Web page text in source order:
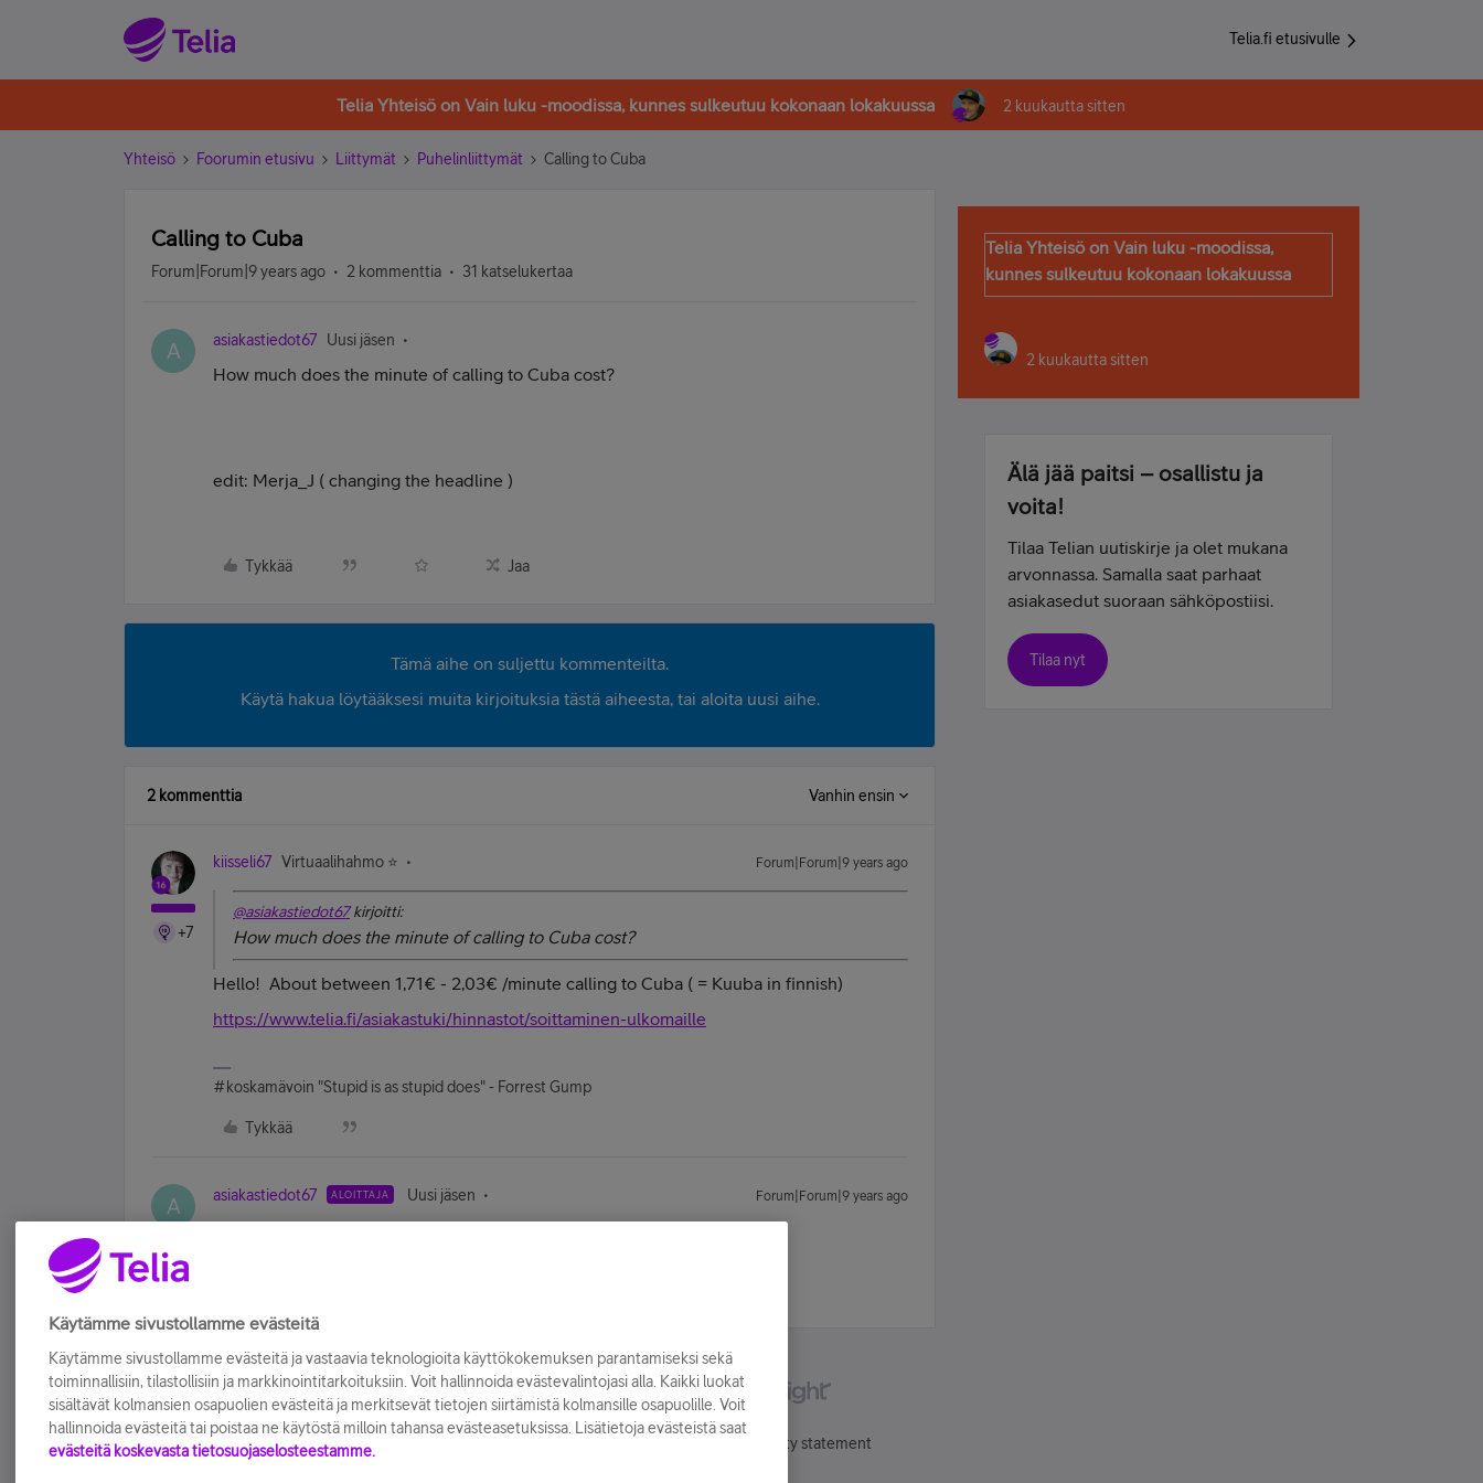
Telia.fi etusivulle
Telia Yhteisö on Vain luku -moodissa, kunnes sulkeutuu kokonaan lokakuussa 2 kuukautta sitten
Yhteisö Foorumin etusivu Liittymät Puhelinliittymät Calling to Cuba
Calling to Cuba
Forum|Forum|9 years ago 2 kommenttia 31 katselukertaa
A asiakastiedot67 Uusi jäsen
How much does the minute of calling to Cuba cost?
edit: Merja_J ( changing the headline )
Tykkää Jaa
Tämä aihe on suljettu kommenteilta.
Käytä hakua löytääksesi muita kirjoituksia tästä aiheesta, tai aloita uusi aihe.
2 kommenttia Vanhin ensin
+7
kiisseli67 Virtuaalihahmo ⭐️ Forum|Forum|9 years ago
@asiakastiedot67kirjoitti:
How much does the minute of calling to Cuba cost?
Hello! About between 1,71€ - 2,03€ /minute calling to Cuba ( = Kuuba in finnish)
https://www.telia.fi/asiakastuki/hinnastot/soittaminen-ulkomaille
#koskamävoin "Stupid is as stupid does" - Forrest Gump
Tykkää
A asiakastiedot67 ALOITTAJA Uusi jäsen Forum|Forum|9 years ago
Telia Yhteisö on Vain luku -moodissa,
kunnes sulkeutuu kokonaan lokakuussa
2 kuukautta sitten
Älä jää paitsi – osallistu ja
voita!
Tilaa Telian uutiskirje ja olet mukana
arvonnassa. Samalla saat parhaat
asiakasedut suoraan sähköpostiisi.
Tilaa nyt
Accessibility statement
Käytämme sivustollamme evästeitä
Käytämme sivustollamme evästeitä ja vastaavia teknologioita käyttökokemuksen parantamiseksi sekä
toiminnallisiin, tilastollisiin ja markkinointitarkoituksiin. Voit hallinnoida evästevalintojasi alla. Kaikki luokat
sisältävät kolmansien osapuolien evästeitä ja merkitsevät tietojen siirtämistä kolmansille osapuolille. Voit
hallinnoida evästeitä tai poistaa ne käytöstä milloin tahansa evästeasetuksissa. Lisätietoja evästeistä saat
evästeitä koskevasta tietosuojaselosteestamme.